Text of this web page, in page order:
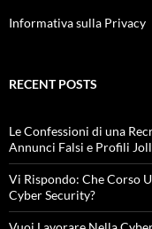
Informativa sulla Privacy
RECENT POSTS
Le Confessioni di una
Annunci Falsi e Profili
Vi Rispondo: Che Corso
Cyber Security?